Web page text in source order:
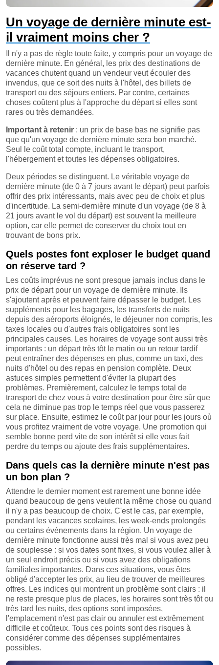
Un voyage de dernière minute est-
il vraiment moins cher ?
Il n'y a pas de règle toute faite, y compris pour un voyage de
dernière minute. En général, les prix des destinations de
vacances chutent quand un vendeur veut écouler des
invendus, que ce soit des nuits à l'hôtel, des billets de
transport ou des séjours entiers. Par contre, certaines
choses coûtent plus à l'approche du départ si elles sont
rares ou très demandées.
Important à retenir : un prix de base bas ne signifie pas
que qu'un voyage de dernière minute sera bon marché.
Seul le coût total compte, incluant le transport,
l'hébergement et toutes les dépenses obligatoires.
Deux périodes se distinguent. Le véritable voyage de
dernière minute (de 0 à 7 jours avant le départ) peut parfois
offrir des prix intéressants, mais avec peu de choix et plus
d'incertitude. La semi-dernière minute d'un voyage (de 8 à
21 jours avant le vol du départ) est souvent la meilleure
option, car elle permet de conserver du choix tout en
trouvant de bons prix.
Quels postes font exploser le budget quand
on réserve tard ?
Les coûts imprévus ne sont presque jamais inclus dans le
prix de départ pour un voyage de dernière minute. Ils
s'ajoutent après et peuvent faire dépasser le budget. Les
suppléments pour les bagages, les transferts de nuits
depuis des aéroports éloignés, le déjeuner non compris, les
taxes locales ou d'autres frais obligatoires sont les
principales causes. Les horaires de voyage sont aussi très
importants : un départ très tôt le matin ou un retour tardif
peut entraîner des dépenses en plus, comme un taxi, des
nuits d'hôtel ou des repas en pension complète. Deux
astuces simples permettent d'éviter la plupart des
problèmes. Premièrement, calculez le temps total de
transport de chez vous à votre destination pour être sûr que
cela ne diminue pas trop le temps réel que vous passerez
sur place. Ensuite, estimez le coût par jour pour les jours où
vous profitez vraiment de votre voyage. Une promotion qui
semble bonne perd vite de son intérêt si elle vous fait
perdre du temps ou ajoute des frais supplémentaires.
Dans quels cas la dernière minute n'est pas
un bon plan ?
Attendre le dernier moment est rarement une bonne idée
quand beaucoup de gens veulent la même chose ou quand
il n'y a pas beaucoup de choix. C'est le cas, par exemple,
pendant les vacances scolaires, les week-ends prolongés
ou certains événements dans la région. Un voyage de
dernière minute fonctionne aussi très mal si vous avez peu
de souplesse : si vos dates sont fixes, si vous voulez aller à
un seul endroit précis ou si vous avez des obligations
familiales importantes. Dans ces situations, vous êtes
obligé d'accepter les prix, au lieu de trouver de meilleures
offres. Les indices qui montrent un problème sont clairs : il
ne reste presque plus de places, les horaires sont très tôt ou
très tard les nuits, des options sont imposées,
l'emplacement n'est pas clair ou annuler est extrêmement
difficile et coûteux. Tous ces points sont des risques à
considérer comme des dépenses supplémentaires
possibles.